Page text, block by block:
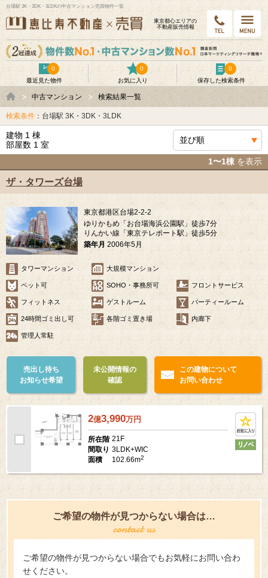
台場駅 3K・3DK・3LDKの中古マンション売買物件一覧
東京都⼼エリアの
不動産販売情報
最近見た物件
0
お気に入り
0
保存した検索条件
0
中古マンション 検索結果一覧
検索条件 ：台場駅 3K・3DK・3LDK
建物 1 棟
部屋数 1 室
1〜1棟 を表示
ザ・タワーズ台場
東京都港区台場2-2-2
ゆりかもめ「お台場海浜公園駅」徒歩7分
りんかい線「東京テレポート駅」徒歩5分
築年月 2006年5月
タワーマンション 大規模マンション
ペット可 SOHO・事務所可 フロントサービス
フィットネス ゲストルーム パーティールーム
24時間ゴミ出し可 各階ゴミ置き場 内廊下
管理人常駐
売出し待ち
お知らせ希望
未公開情報の
確認
この建物について
お問い合わせ
2億3,990万円
所在階 21F
間取り 3LDK+WIC
面積
102.66m2
ご希望の物件が見つからない場合は…
ご希望の物件が見つからない場合でもお気軽にお問い合わ
せください。